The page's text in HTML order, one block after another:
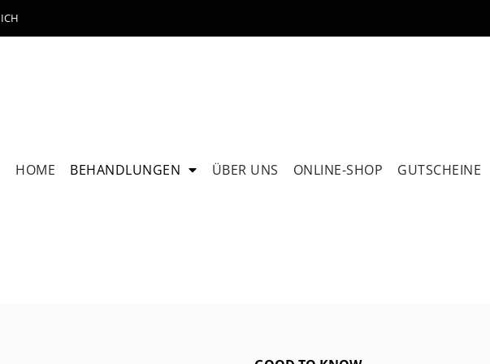
HOME BEHANDLUNGEN ÜBER UNS ONLINE-SHOP GUTSCHEINE